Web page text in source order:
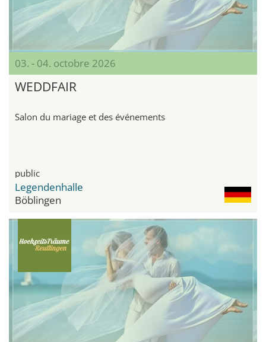
03. - 04. octobre 2026
WEDDFAIR
Salon du mariage et des événements
public
Legendenhalle
Böblingen